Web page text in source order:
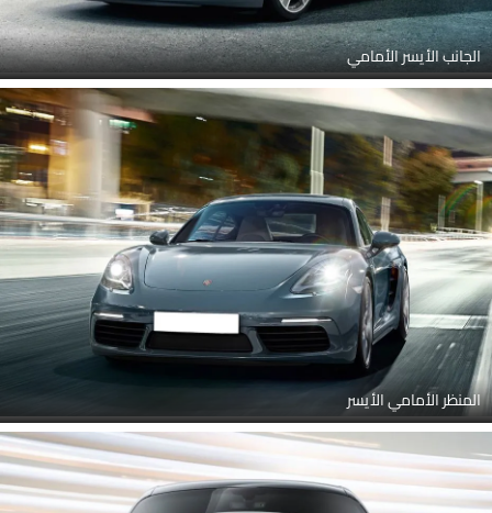
الجانب الأيسر الأمامي
المنظر الأمامي الأيسر